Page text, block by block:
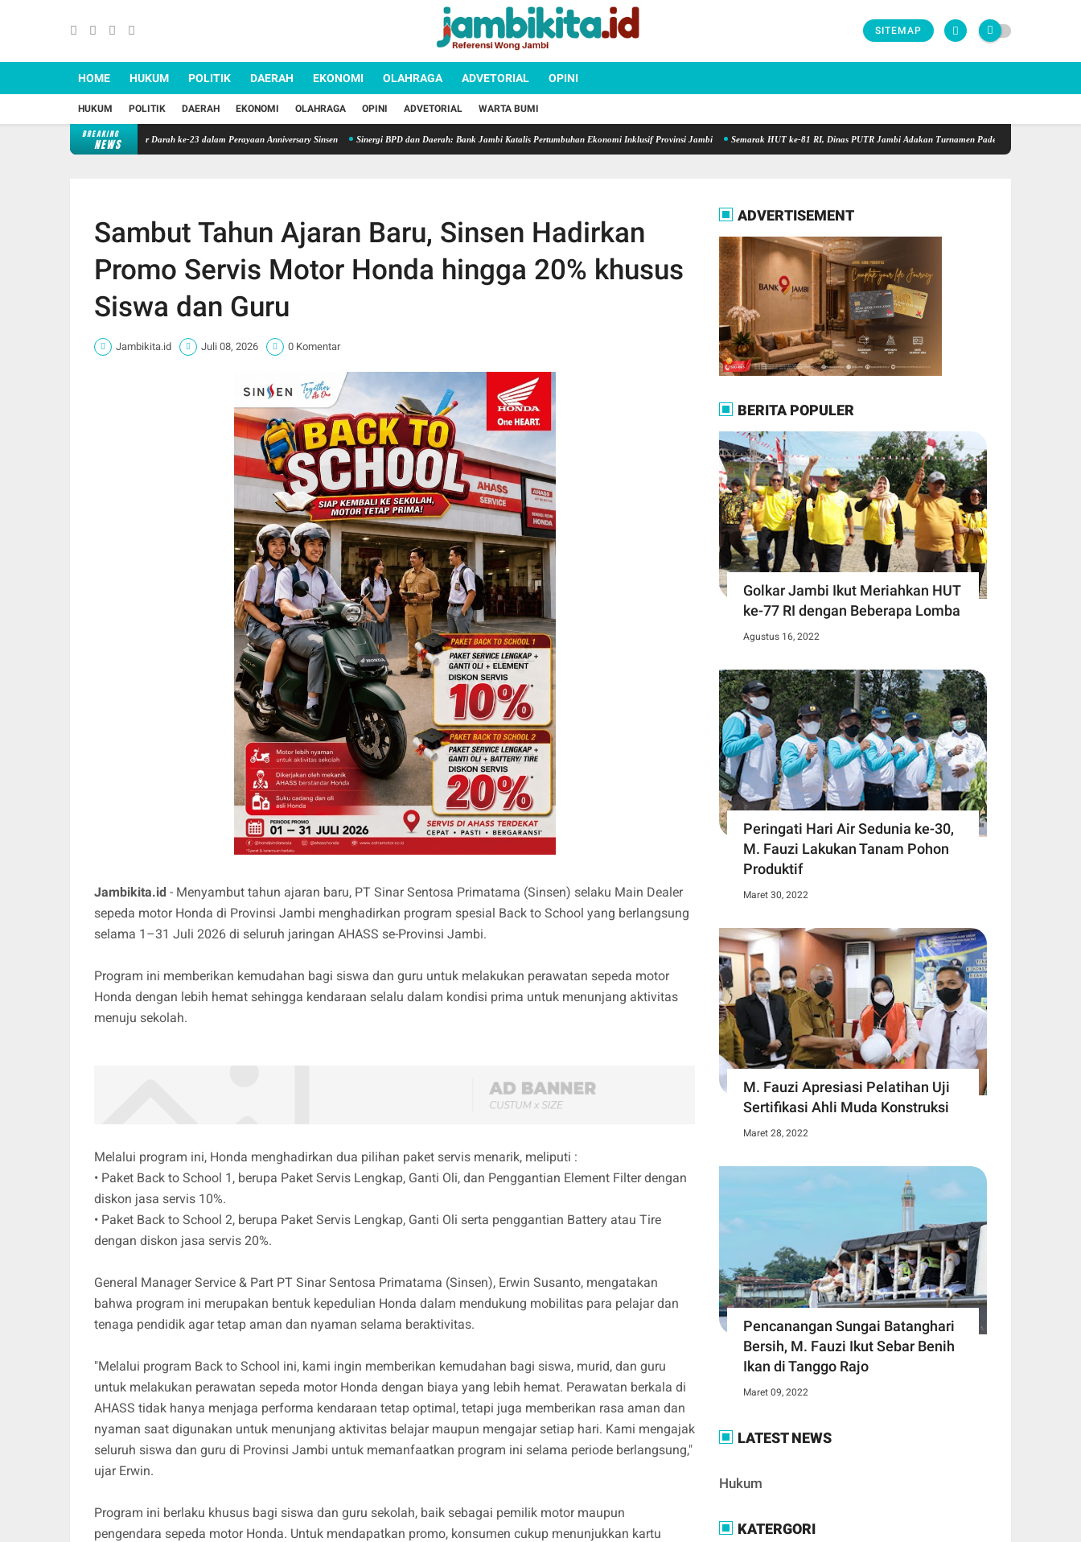
SITEMAP
HOME HUKUM POLITIK DAERAH EKONOMI OLAHRAGA ADVETORIAL OPINI
HUKUM POLITIK DAERAH EKONOMI OLAHRAGA OPINI ADVETORIAL WARTA BUMI
BREAKING
NEWS
Sinsen Gelar Donor Darah ke-23 dalam Perayaan Anniversary Sinsen Sinergi BPD dan Daerah: Bank Jambi Katalis Pertumbuhan Ekonomi Inklusif Provinsi Jambi Semarak HUT ke-81 RI, Dinas PUTR Jambi Adakan Turnamen Padel Antar OPD Berhadiah Total
Sambut Tahun Ajaran Baru, Sinsen Hadirkan
Promo Servis Motor Honda hingga 20% khusus
Siswa dan Guru
Jambikita.id Juli 08, 2026 0 Komentar
Jambikita.id - Menyambut tahun ajaran baru, PT Sinar Sentosa Primatama (Sinsen) selaku Main Dealer
sepeda motor Honda di Provinsi Jambi menghadirkan program spesial Back to School yang berlangsung
selama 1–31 Juli 2026 di seluruh jaringan AHASS se-Provinsi Jambi.
Program ini memberikan kemudahan bagi siswa dan guru untuk melakukan perawatan sepeda motor
Honda dengan lebih hemat sehingga kendaraan selalu dalam kondisi prima untuk menunjang aktivitas
menuju sekolah.
Melalui program ini, Honda menghadirkan dua pilihan paket servis menarik, meliputi :
• Paket Back to School 1, berupa Paket Servis Lengkap, Ganti Oli, dan Penggantian Element Filter dengan
diskon jasa servis 10%.
• Paket Back to School 2, berupa Paket Servis Lengkap, Ganti Oli serta penggantian Battery atau Tire
dengan diskon jasa servis 20%.
General Manager Service & Part PT Sinar Sentosa Primatama (Sinsen), Erwin Susanto, mengatakan
bahwa program ini merupakan bentuk kepedulian Honda dalam mendukung mobilitas para pelajar dan
tenaga pendidik agar tetap aman dan nyaman selama beraktivitas.
"Melalui program Back to School ini, kami ingin memberikan kemudahan bagi siswa, murid, dan guru
untuk melakukan perawatan sepeda motor Honda dengan biaya yang lebih hemat. Perawatan berkala di
AHASS tidak hanya menjaga performa kendaraan tetap optimal, tetapi juga memberikan rasa aman dan
nyaman saat digunakan untuk menunjang aktivitas belajar maupun mengajar setiap hari. Kami mengajak
seluruh siswa dan guru di Provinsi Jambi untuk memanfaatkan program ini selama periode berlangsung,"
ujar Erwin.
Program ini berlaku khusus bagi siswa dan guru sekolah, baik sebagai pemilik motor maupun
pengendara sepeda motor Honda. Untuk mendapatkan promo, konsumen cukup menunjukkan kartu
ADVERTISEMENT
BERITA POPULER
Golkar Jambi Ikut Meriahkan HUT
ke-77 RI dengan Beberapa Lomba
Agustus 16, 2022
Peringati Hari Air Sedunia ke-30,
M. Fauzi Lakukan Tanam Pohon
Produktif
Maret 30, 2022
M. Fauzi Apresiasi Pelatihan Uji
Sertifikasi Ahli Muda Konstruksi
Maret 28, 2022
Pencanangan Sungai Batanghari
Bersih, M. Fauzi Ikut Sebar Benih
Ikan di Tanggo Rajo
Maret 09, 2022
LATEST NEWS
Hukum
KATERGORI